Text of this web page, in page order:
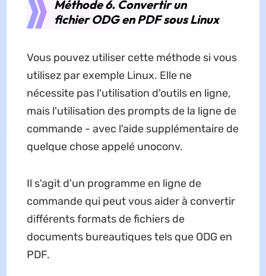
Méthode 6. Convertir un
fichier ODG en PDF sous Linux
Vous pouvez utiliser cette méthode si vous
utilisez par exemple Linux. Elle ne
nécessite pas l'utilisation d'outils en ligne,
mais l'utilisation des prompts de la ligne de
commande - avec l'aide supplémentaire de
quelque chose appelé unoconv.
Il s'agit d'un programme en ligne de
commande qui peut vous aider à convertir
différents formats de fichiers de
documents bureautiques tels que ODG en
PDF.